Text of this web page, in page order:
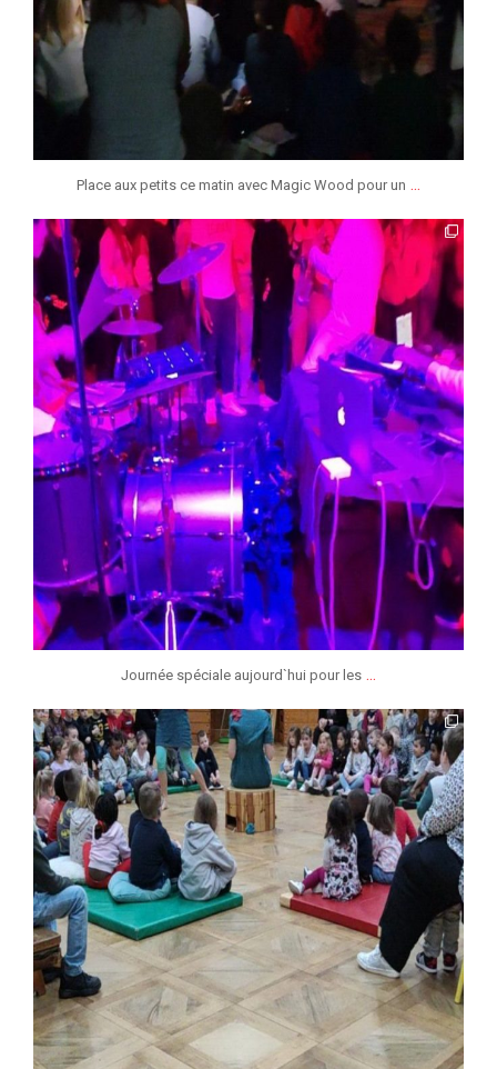
Place aux petits ce matin avec Magic Wood pour un ...
jmmonsborinage
Mai 16
Journée spéciale aujourd`hui pour les ...
jmmonsborinage
Mai 3